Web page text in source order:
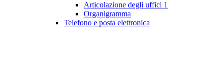
Articolazione degli uffici 1
Organigramma
Telefono e posta elettronica